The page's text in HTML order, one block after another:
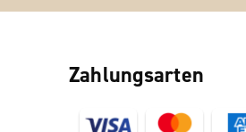
Zahlungsarten